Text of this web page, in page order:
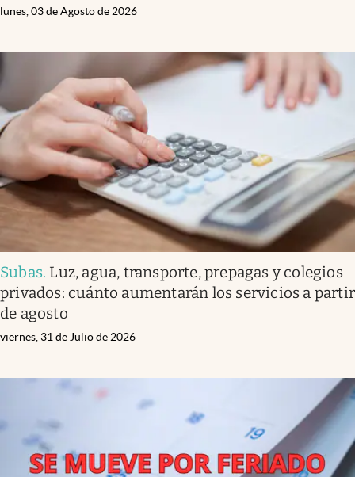
lunes, 03 de Agosto de 2026
Subas. Luz, agua, transporte, prepagas y colegios
privados: cuánto aumentarán los servicios a partir
de agosto
viernes, 31 de Julio de 2026